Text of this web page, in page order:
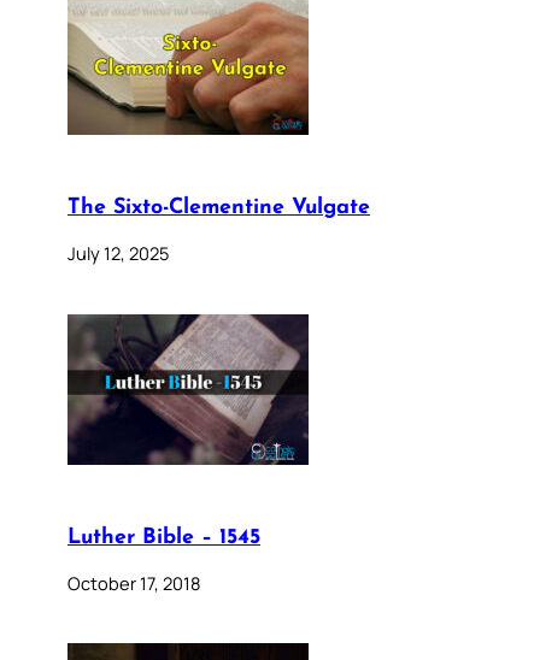
The Sixto-Clementine Vulgate
July 12, 2025
Luther Bible – 1545
October 17, 2018